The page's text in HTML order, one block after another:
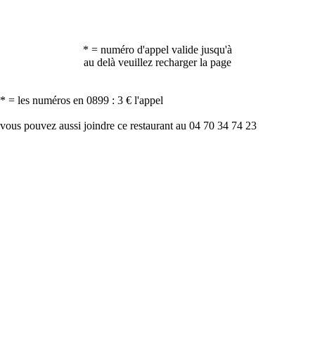
* = numéro d'appel valide jusqu'à
au delà veuillez recharger la page
* = les numéros en 0899 : 3 € l'appel
vous pouvez aussi joindre ce restaurant au 04 70 34 74 23